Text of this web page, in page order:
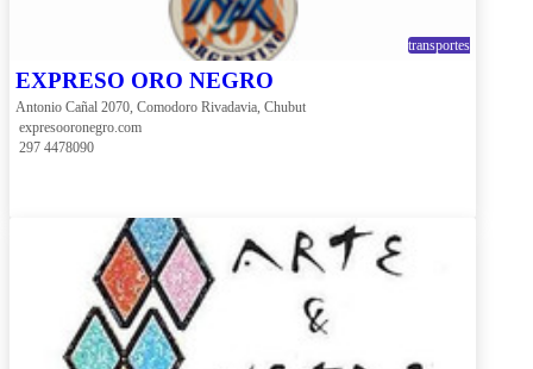
transportes
EXPRESO ORO NEGRO
Antonio Cañal 2070, Comodoro Rivadavia, Chubut
expresooronegro.com
297 4478090